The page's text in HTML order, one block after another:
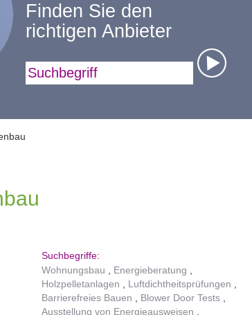
Finden Sie den
richtigen Anbieter
Suchbegriffe:
Wohnungsbau
Energieberatung
Holzpelletanlagen
Luftdichtheitsprüfungen
Barrierefreies Bauen
Blower Door Tests
Ausstellung von Energieausweisen